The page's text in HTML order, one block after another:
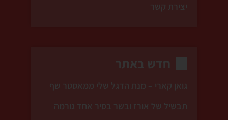
יצירת קשר
חדש באתר
גואן קארי – מנת הדגל שלי ממאסטר שף
תבשיל של אורז ובשר בסיר אחד גורמה